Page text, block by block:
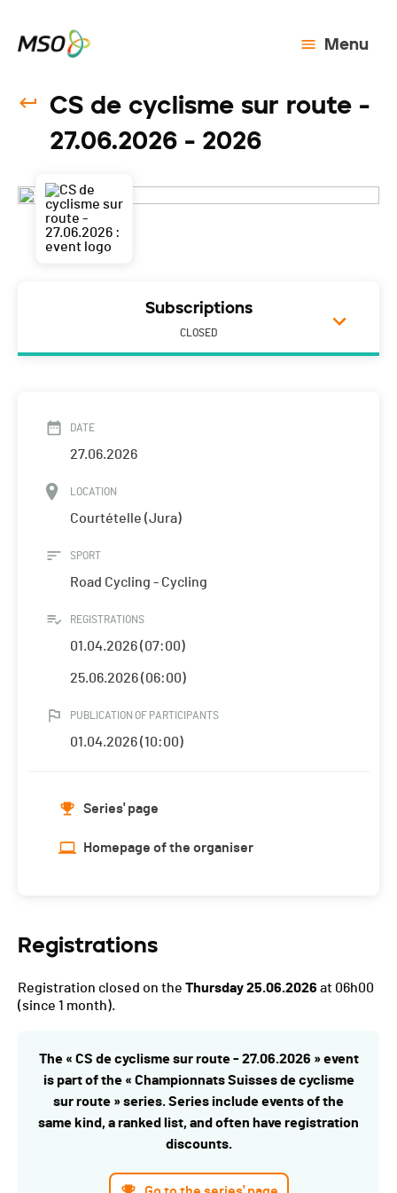
Menu
CS de cyclisme sur route -
27.06.2026 - 2026
Subscriptions
CLOSED
DATE
27.06.2026
LOCATION
Courtételle (Jura)
SPORT
Road Cycling - Cycling
REGISTRATIONS
01.04.2026 (07:00)
25.06.2026 (06:00)
PUBLICATION OF PARTICIPANTS
01.04.2026 (10:00)
Series' page
Homepage of the organiser
Registrations
Registration closed on the Thursday 25.06.2026 at 06h00
(since 1 month).
The « CS de cyclisme sur route - 27.06.2026 » event
is part of the « Championnats Suisses de cyclisme
sur route » series. Series include events of the
same kind, a ranked list, and often have registration
discounts.